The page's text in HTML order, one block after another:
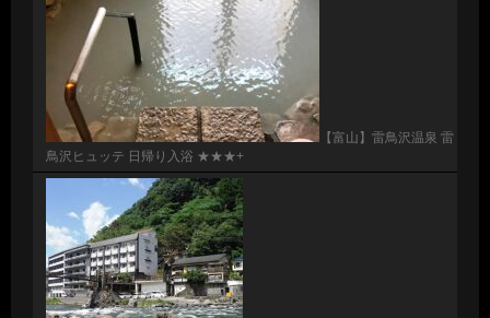
【富山】雷鳥沢温泉 雷
鳥沢ヒュッテ 日帰り入浴 ★★★+